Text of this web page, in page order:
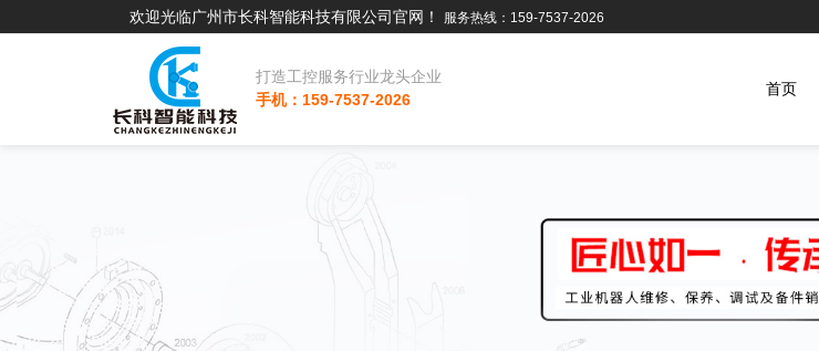
欢迎光临广州市长科智能科技有限公司官网！ 服务热线：159-7537-2026
打造工控服务行业龙头企业
手机：159-7537-2026
首页